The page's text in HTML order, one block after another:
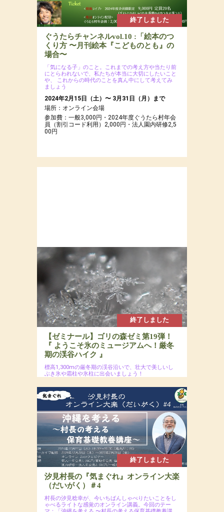
終了しました
ぐうたらチャンネルvol.10 :「絵本のつ
くり方 〜月刊絵本『こどものとも』の
場合〜
「気になる子」のこと。これまでの考え方や当たり前
にとらわれないで、私たちが本当に大切にしたいこと
や、
これからの時代のことを真ん中にして考えてみ
ましょう
2024年2月15日（土）〜 3月31日（月）まで
場所：オンライン会場
参加費：一般3,000円・2024年度ぐうたら村年会
員（割引コード利用）2,000円・法人園内研修2,5
00円
終了しました
【ゼミナール】ゴリの森ゼミ第19弾！
『 ようこそ氷のミュージアムへ！厳冬
期の渓谷ハイク 』
標高1,300mの厳冬期の渓谷沿いで、壮大で美しいし
ぶき氷や霜柱や氷柱に出会いましょう！
2025年1月19日(日)
場所：ぐうたら村近くの森
参加費：参加費：年会員8,000円（若者応援プロ
ジェクトにつき20代割引あるよ）・一般9,500
円・定員12名
終了しました
汐見村長の『気まぐれ』オンライン大楽
（だいがく）＃4
村長の汐見稔幸が、今いちばんしゃべりたいことをし
ゃべるライトな感覚のオンライン講義。今回のテー